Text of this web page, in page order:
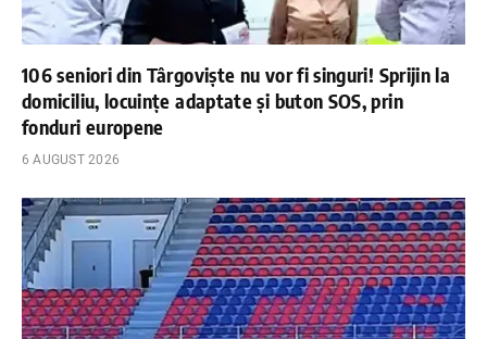
106 seniori din Târgoviște nu vor fi singuri! Sprijin la
domiciliu, locuințe adaptate și buton SOS, prin
fonduri europene
6 AUGUST 2026